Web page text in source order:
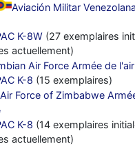
Aviación Militar
K-8W (27 exemplaires
actuellement)
Air Force Armée de
K-8 (15 exemplaires)
Air Force of Zimbabwe
K-8 (14 exemplaires
actuellement)